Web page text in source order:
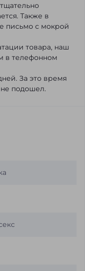
Также в
письмо с мокрой
товара, наш
в телефонном
За это время
подошел.